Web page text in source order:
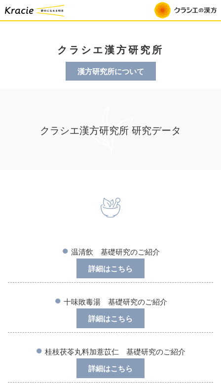
クラシエ漢方研究所
漢方研究所について
クラシエ漢方研究所 研究データ
● 温清飲 基礎研究のご紹介
詳細はこちら
● 十味敗毒湯 基礎研究のご紹介
詳細はこちら
● 桂枝茯苓丸料加薏苡仁 基礎研究のご紹介
詳細はこちら